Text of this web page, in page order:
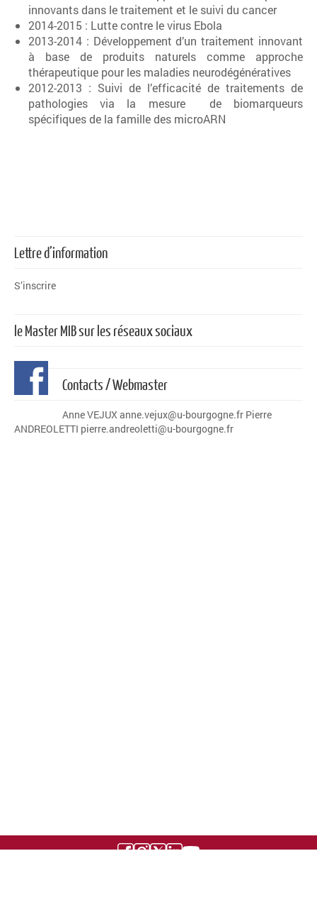
innovants dans le traitement et le suivi du cancer
2014-2015 : Lutte contre le virus Ebola
2013-2014 : Développement d’un traitement innovant
à base de produits naturels comme approche
thérapeutique pour les maladies neurodégénératives
2012-2013 : Suivi de l’efficacité de traitements de
pathologies via la mesure de biomarqueurs
spécifiques de la famille des microARN
Lettre d’information
S’inscrire
le Master MIB sur les réseaux sociaux
Contacts / Webmaster
Anne VEJUX anne.vejux@u-bourgogne.fr Pierre
ANDREOLETTI pierre.andreoletti@u-bourgogne.fr